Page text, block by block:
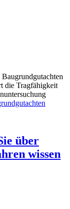
die Tragfähigkeit
über
wissen